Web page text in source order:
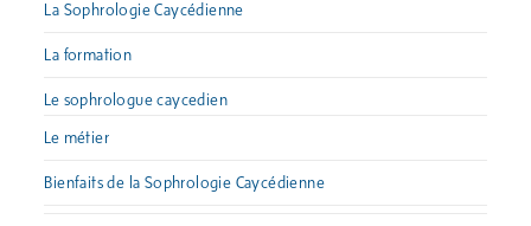
La Sophrologie Caycédienne
La formation
Le sophrologue caycedien
Le métier
Bienfaits de la Sophrologie Caycédienne